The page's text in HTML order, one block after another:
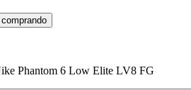
Phantom 6 Low Elite LV8 FG